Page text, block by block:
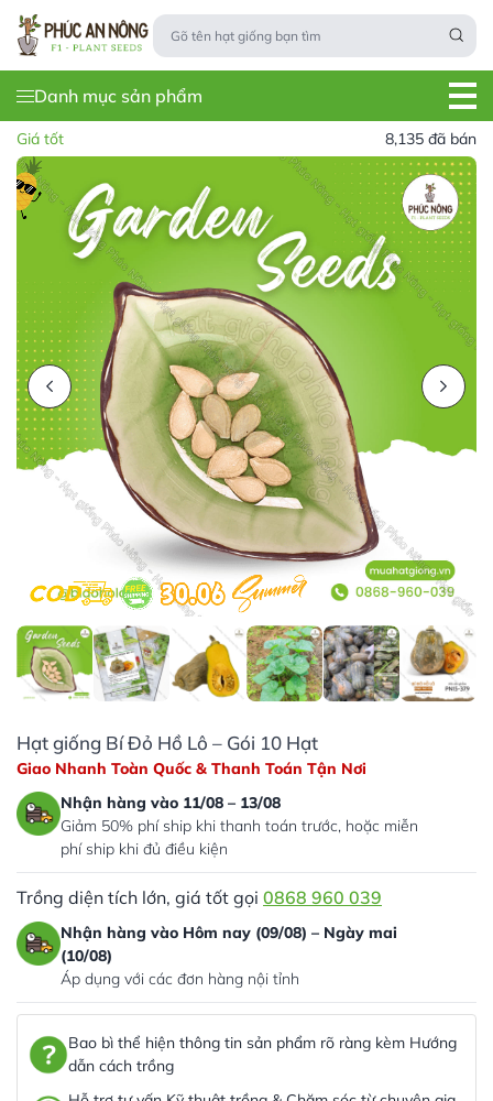
Danh mục sản phẩm
Giá tốt 8,135 đã bán
Hạt giống Bí Đỏ Hồ Lô – Gói 10 Hạt
Giao Nhanh Toàn Quốc & Thanh Toán Tận Nơi
Nhận hàng vào 11/08 – 13/08
Giảm 50% phí ship khi thanh toán trước, hoặc miễn
phí ship khi đủ điều kiện
Trồng diện tích lớn, giá tốt gọi 0868 960 039
Nhận hàng vào Hôm nay (09/08) – Ngày mai
(10/08)
Áp dụng với các đơn hàng nội tỉnh
Bao bì thể hiện thông tin sản phẩm rõ ràng kèm Hướng
dẫn cách trồng